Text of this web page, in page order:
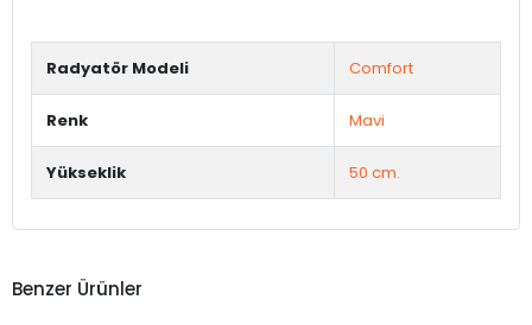
Radyatör Modeli Comfort
Renk Mavi
Yükseklik 50 cm.
Benzer Ürünler